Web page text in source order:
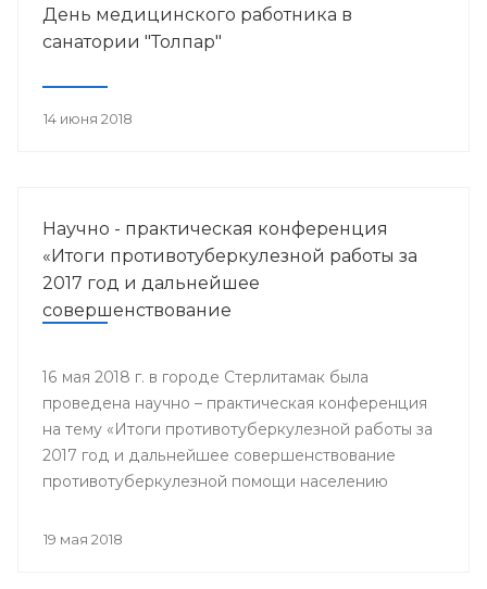
День медицинского работника в
санатории "Толпар"
14 июня 2018
Научно - практическая конференция
«Итоги противотуберкулезной работы за
2017 год и дальнейшее
совершенствование
16 мая 2018 г. в городе Стерлитамак была
проведена научно – практическая конференция
на тему «Итоги противотуберкулезной работы за
2017 год и дальнейшее совершенствование
противотуберкулезной помощи населению
19 мая 2018